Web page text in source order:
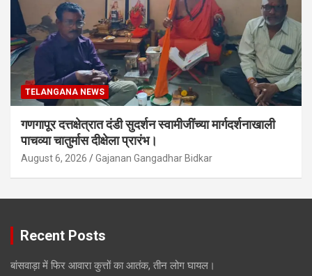
TELANGANA NEWS
गणगापूर दत्तक्षेत्रात दंडी सुदर्शन स्वामीजींच्या मार्गदर्शनाखाली
पाचव्या चातुर्मास दीक्षेला प्रारंभ।
August 6, 2026 Gajanan Gangadhar Bidkar
Recent Posts
बांसवाड़ा में फिर आवारा कुत्तों का आतंक, तीन लोग घायल।